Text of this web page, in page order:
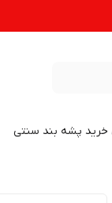
خرید پشه بند سنتی